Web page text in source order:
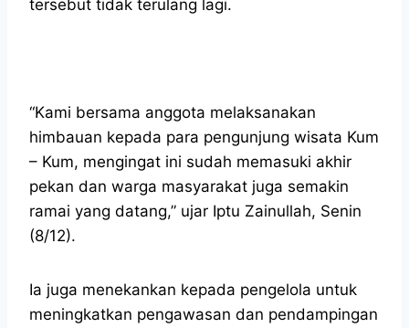
tersebut tidak terulang lagi.
“Kami bersama anggota melaksanakan
himbauan kepada para pengunjung wisata Kum
– Kum, mengingat ini sudah memasuki akhir
pekan dan warga masyarakat juga semakin
ramai yang datang,” ujar Iptu Zainullah, Senin
(8/12).
Ia juga menekankan kepada pengelola untuk
meningkatkan pengawasan dan pendampingan